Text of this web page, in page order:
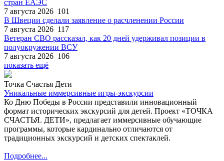
стран ЕАЭС
7 августа 2026 101
В Швеции сделали заявление о расчленении России
7 августа 2026 117
Ветеран СВО рассказал, как 20 дней удерживал позиции в
полуокружении ВСУ
7 августа 2026 106
показать ещё
Точка Счастья Дети
Уникальные иммерсивные игры-экскурсии
Ко Дню Победы в России представили инновационный
формат исторических экскурсий для детей. Проект «ТОЧКА
СЧАСТЬЯ. ДЕТИ», предлагает иммерсивные обучающие
программы, которые кардинально отличаются от
традиционных экскурсий и детских спектаклей.
Подробнее...